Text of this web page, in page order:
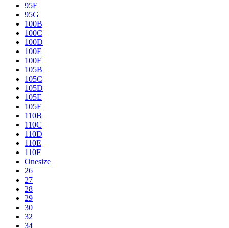
95F
95G
100B
100C
100D
100E
100F
105B
105C
105D
105E
105F
110B
110C
110D
110E
110F
Onesize
26
27
28
29
30
32
34